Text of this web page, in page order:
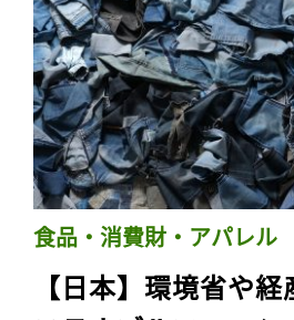
食品・消費財・アパレル
【日本】環境省や